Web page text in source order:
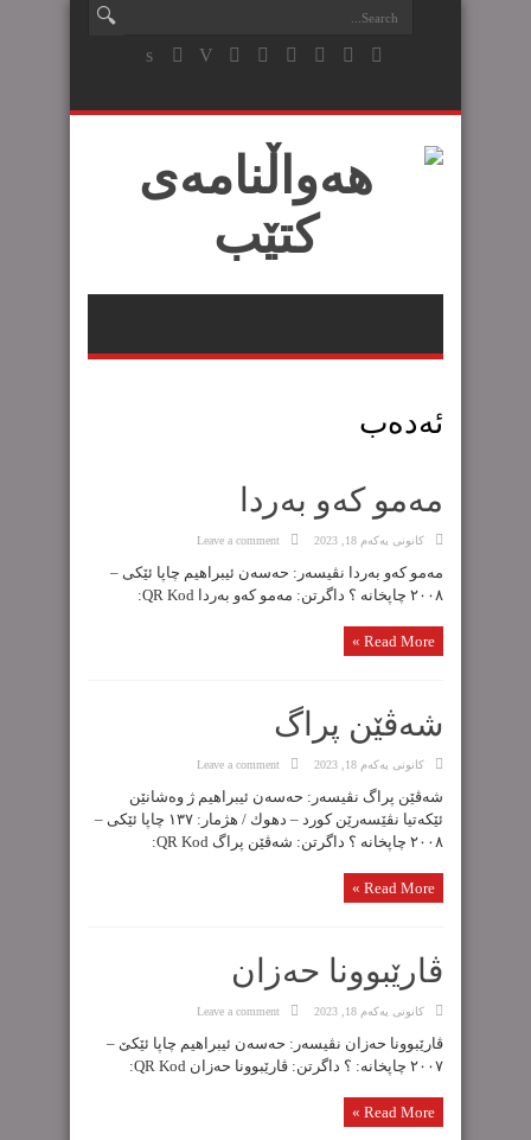
ئەدەب
مەمو کەو بەردا
كانونی یه‌كه‌م 18, 2023 Leave a comment
مەمو کەو بەردا نڤیسەر: حەسەن ئیبراهیم چاپا ئێکی –
٢٠٠٨ چاپخانە ؟ داگرتن: مەمو کەو بەردا QR Kod:
Read More »
شەڤێن پراگ
كانونی یه‌كه‌م 18, 2023 Leave a comment
شەڤێن پراگ نڤیسەر: حەسەن ئیبراهیم ژ وەشانێن
ئێکەتیا نڤێسەرێن کورد – دهوك / هژمار: ١٣٧ چاپا ئێکی –
٢٠٠٨ چاپخانە ؟ داگرتن: شەڤێن پراگ QR Kod:
Read More »
ڤارێبوونا حەزان
كانونی یه‌كه‌م 18, 2023 Leave a comment
ڤارێبوونا حەزان نڤیسەر: حەسەن ئیبراهیم چاپا ئێکێ –
٢٠٠٧ چاپخانە: ؟ داگرتن: ڤارێبوونا حەزان QR Kod:
Read More »